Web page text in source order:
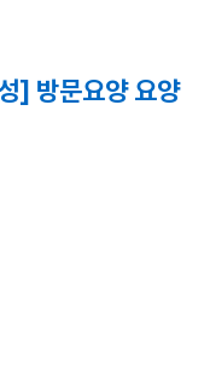
] 방문요양 요양